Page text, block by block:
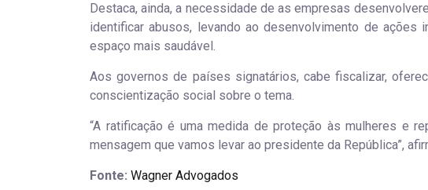
Destaca, ainda, a necessidade de as empresas
identificar abusos, levando ao desenvolvimento de ações
espaço mais saudável.
Aos governos de países signatários, cabe fiscalizar,
conscientização social sobre o tema.
“A ratificação é uma medida de proteção às mulheres e
mensagem que vamos levar ao presidente da República”,
Fonte: Wagner Advogados